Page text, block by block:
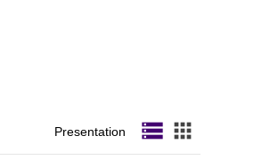
Presentation storage apps